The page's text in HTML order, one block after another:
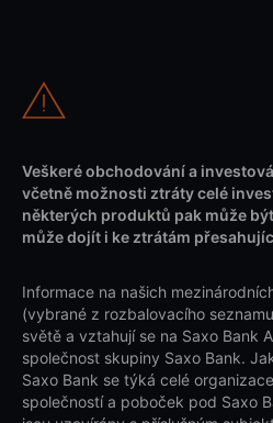
Veškeré obchodování a
včetně možnosti ztráty celé
některých produktů pak může
může dojít i ke ztrátám
Informace na našich
(vybrané z rozbalovacího
světě a vztahují se na Saxo Bank
společnost skupiny Saxo Bank.
Saxo Bank se týká celé
společností a poboček pod Saxo